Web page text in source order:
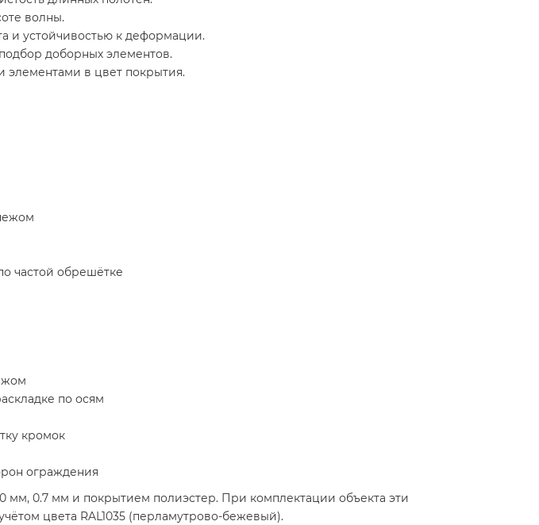
волны.
и устойчивостью к деформации.
доборных элементов.
элементами в цвет покрытия.
частой обрешётке
по осям
кромок
ограждения
мм, 0.7 мм и покрытием полиэстер. При комплектации объекта эти
цвета RAL1035 (перламутрово-бежевый).